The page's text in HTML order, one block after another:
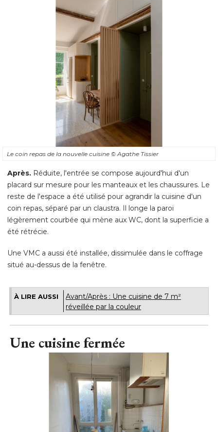
Le coin repas de la nouvelle cuisine © Agathe Tissier
Après. Réduite, l'entrée se compose aujourd'hui d'un
placard sur mesure pour les manteaux et les chaussures. Le
reste de l'espace a été utilisé pour agrandir la cuisine d'un
coin repas, séparé par un claustra. Il longe la paroi
légèrement courbée qui mène aux WC, dont la superficie a
été rétrécie.
Une VMC a aussi été installée, dissimulée dans le coffrage
situé au-dessus de la fenêtre.
À LIRE AUSSI
Avant/Après : Une cuisine de 7 m²
réveillée par la couleur
Une cuisine fermée